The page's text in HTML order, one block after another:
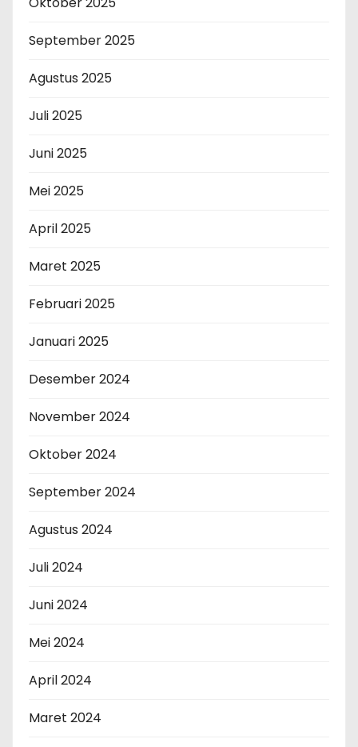
September 2025
Agustus 2025
Juli 2025
Juni 2025
Mei 2025
April 2025
Maret 2025
Februari 2025
Januari 2025
Desember 2024
November 2024
Oktober 2024
September 2024
Agustus 2024
Juli 2024
Juni 2024
Mei 2024
April 2024
Maret 2024